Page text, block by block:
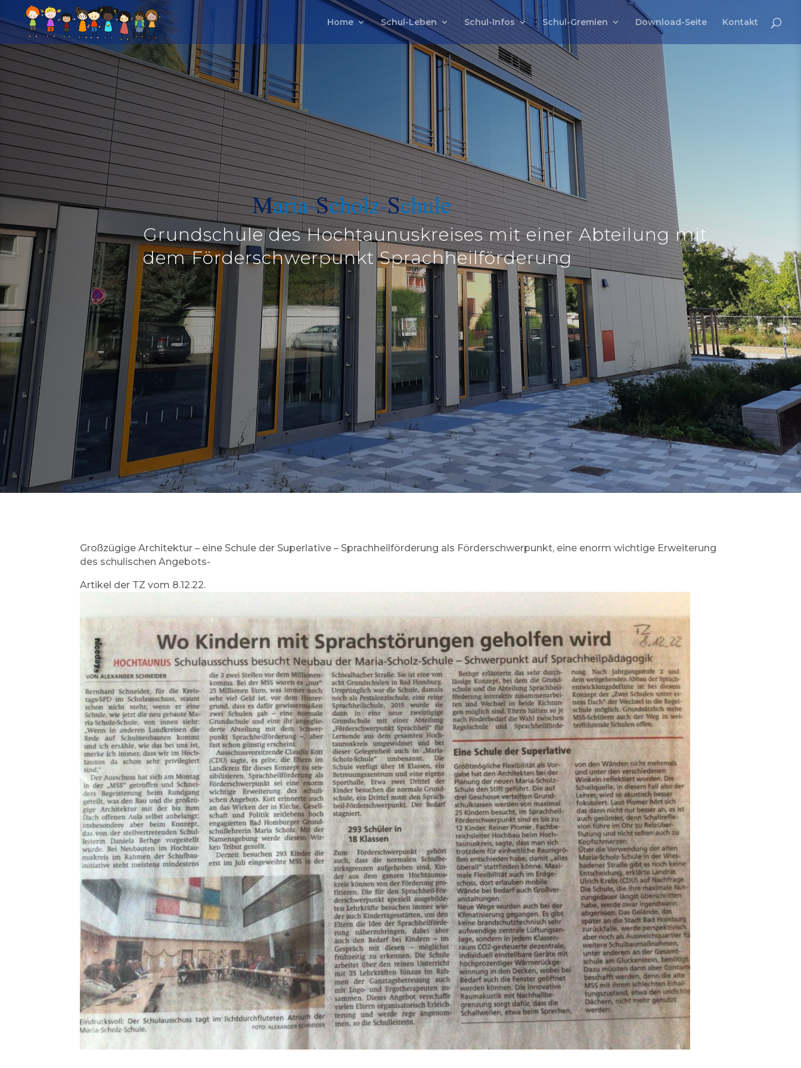
Home Schul-Leben Schul-Infos Schul-Gremien Download-Seite Kontakt
Grundschule des Hochtaunuskreisesmit einer Abteilung mit
dem Förderschwerpunkt Sprachheilförderung
Großzügige Architektur – eine Schule der Superlative – Sprachheilförderung als Förderschwerpunkt, eine enorm wichtige Erweiterung
des schulischen Angebots-
Artikel der TZ vom 8.12.22.